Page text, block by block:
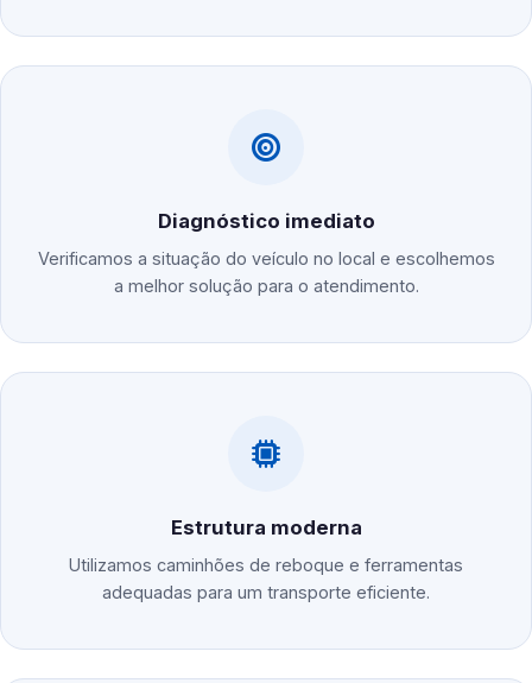
Diagnóstico imediato
Verificamos a situação do veículo no local e escolhemos
a melhor solução para o atendimento.
Estrutura moderna
Utilizamos caminhões de reboque e ferramentas
adequadas para um transporte eficiente.